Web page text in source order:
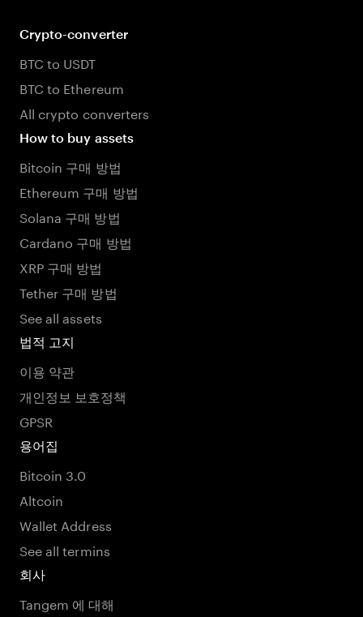
Crypto-converter
BTC to USDT
BTC to Ethereum
All crypto converters
How to buy assets
Bitcoin 구매 방법
Ethereum 구매 방법
Solana 구매 방법
Cardano 구매 방법
XRP 구매 방법
Tether 구매 방법
See all assets
법적 고지
이용 약관
개인정보 보호정책
GPSR
용어집
Bitcoin 3.0
Altcoin
Wallet Address
See all termins
회사
Tangem 에 대해